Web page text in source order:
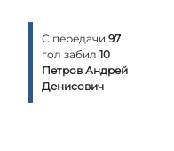
С передачи 97
гол забил 10
Петров Андрей
Денисович